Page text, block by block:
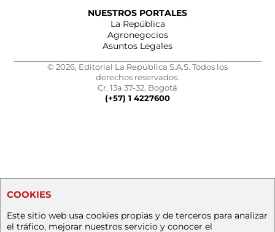
NUESTROS PORTALES
La República
Agronegocios
Asuntos Legales
© 2026, Editorial La República S.A.S. Todos los
derechos reservados.
Cr. 13a 37-32, Bogotá
(+57) 1 4227600
COOKIES
Este sitio web usa cookies propias y de terceros para analizar
el tráfico, mejorar nuestros servicio y conocer el